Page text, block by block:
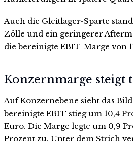
Auch die Gleitlager-Sparte
Zölle und ein geringerer
die bereinigte EBIT-Marge von
Konzernmarge steigt
Auf Konzernebene sieht das Bild
bereinigte EBIT stieg um 10,4
Euro. Die Marge legte um 0,9
Prozent zu. Unter dem Strich